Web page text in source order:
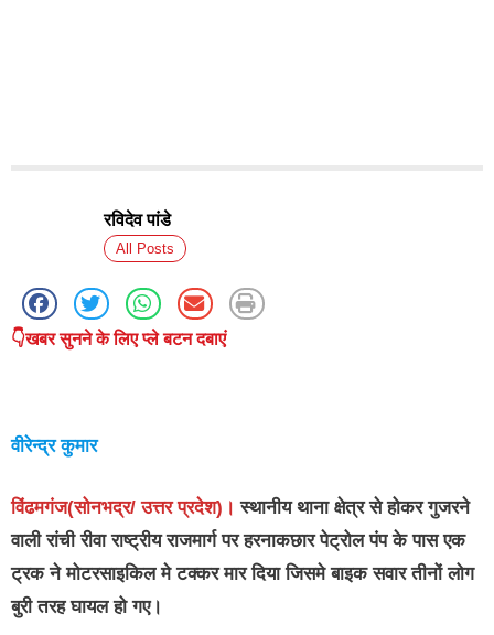
रविदेव पांडे
All Posts
👇खबर सुनने के लिए प्ले बटन दबाएं
वीरेन्द्र कुमार
विंढमगंज(सोनभद्र/ उत्तर प्रदेश)। स्थानीय थाना क्षेत्र से होकर गुजरने
वाली रांची रीवा राष्ट्रीय राजमार्ग पर हरनाकछार पेट्रोल पंप के पास एक
ट्रक ने मोटरसाइकिल मे टक्कर मार दिया जिसमे बाइक सवार तीनों लोग
बुरी तरह घायल हो गए।